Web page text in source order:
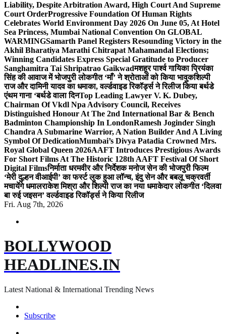
Liability, Despite Arbitration Award, High Court And Supreme
Court OrderProgressive Foundation Of Human Rights
Celebrates World Environment Day 2026 On June 05, At Hotel
Sea Princess, Mumbai National Convention On GLOBAL
WARMINGSamarth Panel Registers Resounding Victory in the
Akhil Bharatiya Marathi Chitrapat Mahamandal Elections;
Winning Candidates Express Special Gratitude to Producer
Sanghamitra Tai Shripatrao Gaikwadमशहूर पार्श्व गायिका प्रियंका
सिंह की आवाज में भोजपुरी लोकगीत ‘माँ’ ने श्रोताओं को किया भावुकशिल्पी
राज और दामिनी यादव का धमाका, वर्ल्डवाइड रिकॉर्ड्स ने रिलीज किया बर्थडे
एंथम गाना ‘बर्थडे वाला दिनTop Leading Lawyer V. K. Dubey,
Chairman Of Vkdl Npa Advisory Council, Receives
Distinguished Honour At The 2nd International Bar & Bench
Badminton Championship In LondonRamesh Joginder Singh
Chandra A Submarine Warrior, A Nation Builder And A Living
Symbol Of DedicationMumbai’s Divya Patadia Crowned Mrs.
Royal Global Queen 2026AAFT Introduces Prestigious Awards
For Short Films At The Historic 128th AAFT Festival Of Short
Digital Filmsनिर्माता धरमवीर और निर्देशक मनोज सेन की भोजपुरी फिल्म
‘मेरी दुल्हन वीआईपी’ का फर्स्ट लुक हुआ लॉन्च, इंदु सेन और बबलू चक्रवर्ती
मचायेंगे धमालराकेश मिश्रा और शिल्पी राज का नया धमाकेदार लोकगीत ‘दिलवा
बा रुई जइसन’ वर्ल्डवाइड रिकॉर्ड्स ने किया रिलीज
Fri. Aug 7th, 2026
BOLLYWOOD
HEADLINES.IN
Latest National & International Trending News
Subscribe